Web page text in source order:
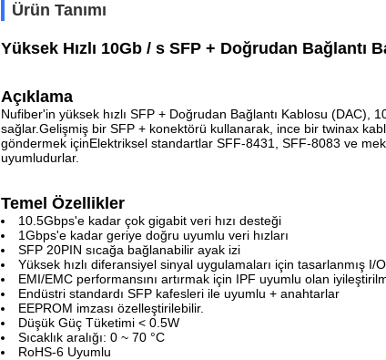
Ürün Tanımı
Yüksek Hızlı 10Gb / s SFP + Doğrudan Bağlantı
Açıklama
Nufiber'in yüksek hızlı SFP + Doğrudan Bağlantı Kablosu
sağlar.Gelişmiş bir SFP + konektörü kullanarak, ince bir twinax
göndermek içinElektriksel standartlar SFF-8431, SFF-8083 ve
uyumludurlar.
Temel Özellikler
10.5Gbps'e kadar çok gigabit veri hızı desteği
1Gbps'e kadar geriye doğru uyumlu veri hızları
SFP 20PIN sıcağa bağlanabilir ayak izi
Yüksek hızlı diferansiyel sinyal uygulamaları için tasarlanmış I/O
EMI/EMC performansını artırmak için IPF uyumlu olan
Endüstri standardı SFP kafesleri ile uyumlu + anahtarlar
EEPROM imzası özelleştirilebilir.
Düşük Güç Tüketimi < 0.5W
Sıcaklık aralığı: 0 ~ 70 °C
RoHS-6 Uyumlu